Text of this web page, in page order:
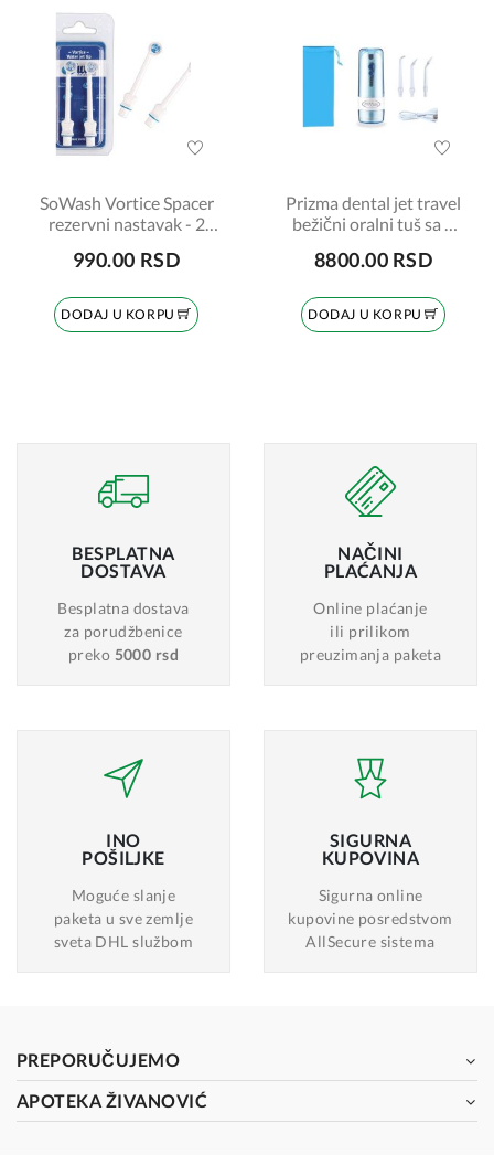
SoWash Vortice Spacer
rezervni nastavak - 2
990.00 RSD
DODAJ U KORPU
Prizma dental jet travel
bežični oralni tuš sa 4
8800.00 RSD
DODAJ U KORPU
BESPLATNA
DOSTAVA
Besplatna dostava
za porudžbenice
preko 5000 rsd
NAČINI
PLAĆANJA
Online plaćanje
ili prilikom
preuzimanja paketa
INO
POŠILJKE
Moguće slanje
paketa u sve zemlje
sveta DHL službom
SIGURNA
KUPOVINA
Sigurna online
kupovine posredstvom
AllSecure sistema
PREPORUČUJEMO
APOTEKA ŽIVANOVIĆ